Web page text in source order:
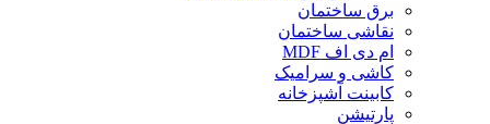
برق ساختمان
نقاشی ساختمان
ام دی اف MDF
کاشی و سرامیک
کابینت آشپزخانه
پارتیشن